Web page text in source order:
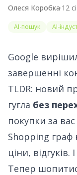
Олеся Коробка·12
AI-пошук AI-
Google
завершенні
TLDR: новий
гугла без
покупки за
Shopping граф
ціни,
Тепер